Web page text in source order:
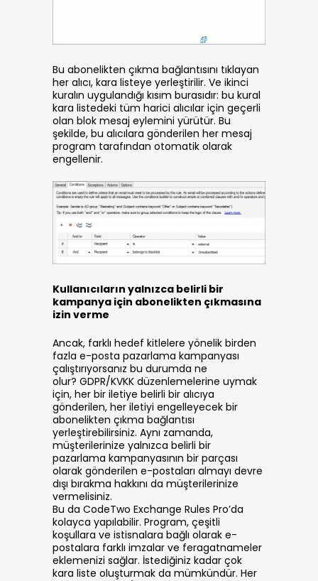
Bu abonelikten çıkma bağlantısını tıklayan
her alıcı, kara listeye yerleştirilir. Ve ikinci
kuralın uygulandığı kısım burasıdır: bu kural
kara listedeki tüm harici alıcılar için geçerli
olan blok mesaj eylemini yürütür. Bu
şekilde, bu alıcılara gönderilen her mesaj
program tarafından otomatik olarak
engellenir.
Kullanıcıların yalnızca belirli bir
kampanya için abonelikten çıkmasına
izin verme
Ancak, farklı hedef kitlelere yönelik birden
fazla e-posta pazarlama kampanyası
çalıştırıyorsanız bu durumda ne
olur? GDPR/KVKK düzenlemelerine uymak
için, her bir iletiye belirli bir alıcıya
gönderilen, her iletiyi engelleyecek bir
abonelikten çıkma bağlantısı
yerleştirebilirsiniz. Aynı zamanda,
müşterilerinize yalnızca belirli bir
pazarlama kampanyasının bir parçası
olarak gönderilen e-postaları almayı devre
dışı bırakma hakkını da müşterilerinize
vermelisiniz.
Bu da CodeTwo Exchange Rules Pro’da
kolayca yapılabilir. Program, çeşitli
koşullara ve istisnalara bağlı olarak e-
postalara farklı imzalar ve feragatnameler
eklemenizi sağlar. İstediğiniz kadar çok
kara liste oluşturmak da mümkündür. Her